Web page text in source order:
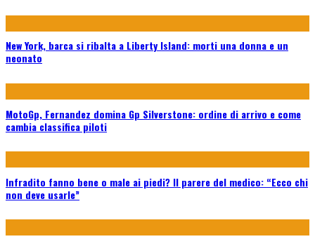
New York, barca si ribalta a Liberty Island: morti una donna e un
neonato
MotoGp, Fernandez domina Gp Silverstone: ordine di arrivo e come
cambia classifica piloti
Infradito fanno bene o male ai piedi? Il parere del medico: “Ecco chi
non deve usarle”